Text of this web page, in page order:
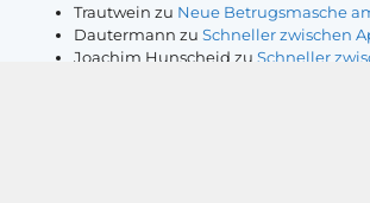
Trautwein zu Neue Betrugsmasche
Dautermann zuSchneller zwischen
Joachim Hunscheid zuSchneller